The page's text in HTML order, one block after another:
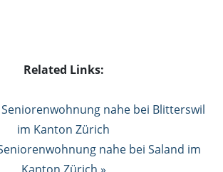
Related Links:
nahe bei Blitterswil
im Kanton Zürich
nahe bei Saland im